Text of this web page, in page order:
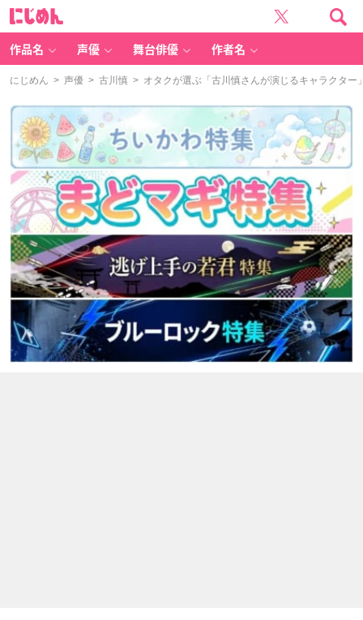
作品名 声優 舞台俳優 作者名
にじめん > 声優 > 古川慎 > オタクが選ぶ「古川慎さんが演じるキャラクタ